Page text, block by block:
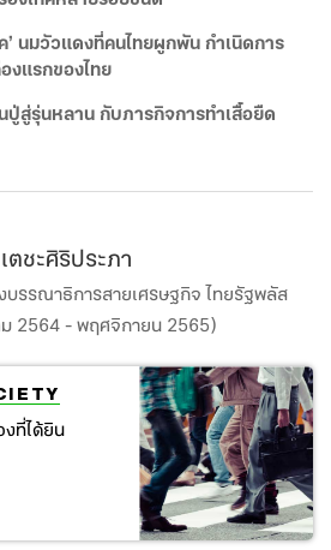
’ นมวัวแดงที่คนไทยผูกพัน กำเนิดการ
งแรกของไทย
ปู่สู่รุ่นหลาน กับภารกิจการทำเสื้อยืด
ตชะศิริประภา
รรณาธิการสายเศรษฐกิจ ไทยรัฐพลัส
2564 - พฤศจิกายน 2565)
ที่ได้ยิน